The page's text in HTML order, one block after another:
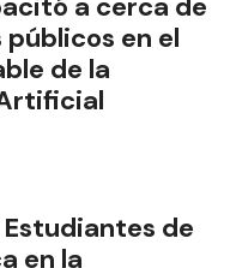
Farmacia
a cerca de
de la